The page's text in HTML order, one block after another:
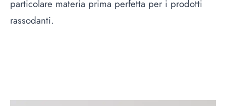
particolare materia prima perfetta per i prodotti
rassodanti.